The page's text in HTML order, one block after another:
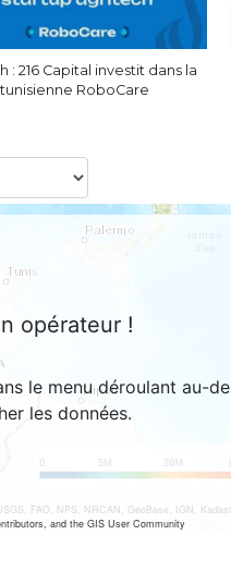
: 216 Capital investit dans la
RoboCare